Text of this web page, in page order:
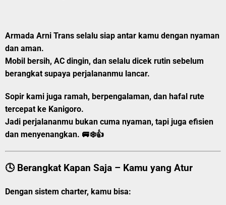
Armada Arni Trans selalu siap antar kamu dengan nyaman
dan aman.
Mobil bersih, AC dingin, dan selalu dicek rutin sebelum
berangkat supaya perjalananmu lancar.
Sopir kami juga ramah, berpengalaman, dan hafal rute
tercepat ke Kanigoro.
Jadi perjalananmu bukan cuma nyaman, tapi juga efisien
dan menyenangkan. 🚐❄️👍
🕓 Berangkat Kapan Saja – Kamu yang Atur
Dengan sistem charter, kamu bisa: